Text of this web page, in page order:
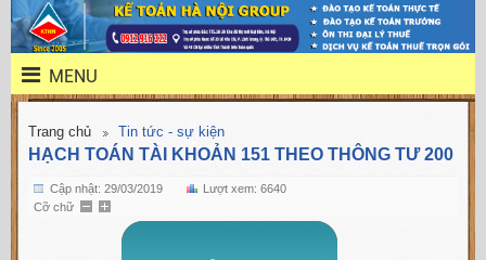
MENU
Trang chủ Tin tức - sự kiện
HẠCH TOÁN TÀI KHOẢN 151 THEO THÔNG TƯ 200
Cập nhật: 29/03/2019
Lượt xem: 6640
Cỡ chữ